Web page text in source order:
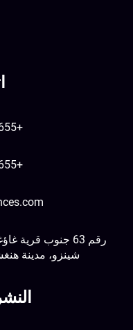
رقم 63 جنوب قرية
شينزو، مدينة